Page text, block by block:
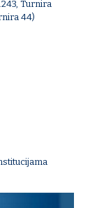
Turnira
44)